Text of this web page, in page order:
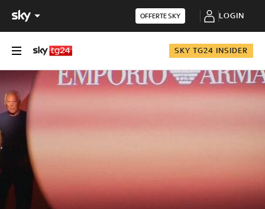
OFFERTE SKY LOGIN
SKY TG24 INSIDER